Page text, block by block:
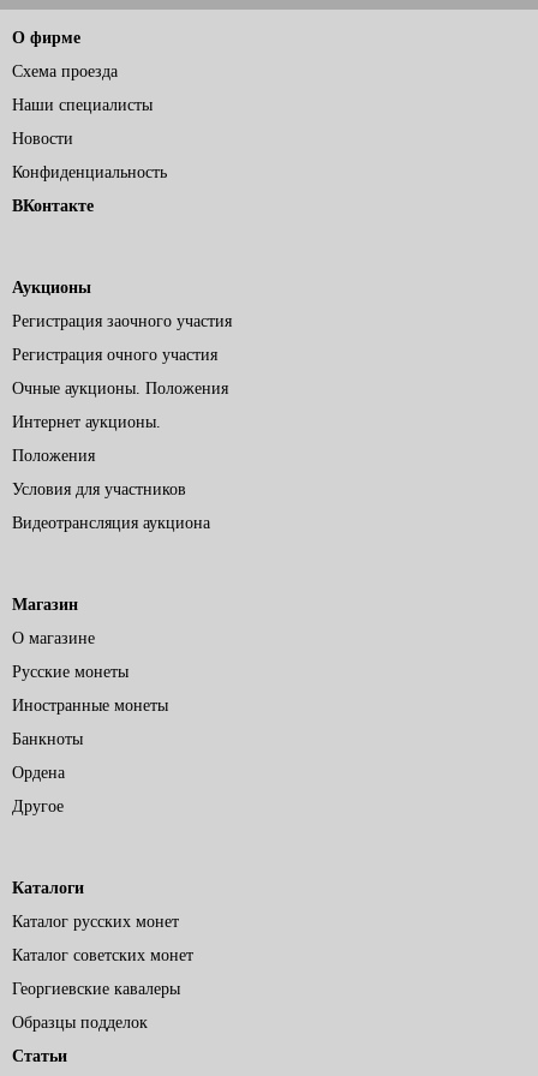
О фирме
Схема проезда
Наши специалисты
Новости
Конфиденциальность
ВКонтакте
Аукционы
Регистрация заочного участия
Регистрация очного участия
Очные аукционы. Положения
Интернет аукционы.
Положения
Условия для участников
Видеотрансляция аукциона
Магазин
О магазине
Русские монеты
Иностранные монеты
Банкноты
Ордена
Другое
Каталоги
Каталог русских монет
Каталог советских монет
Георгиевские кавалеры
Образцы подделок
Статьи